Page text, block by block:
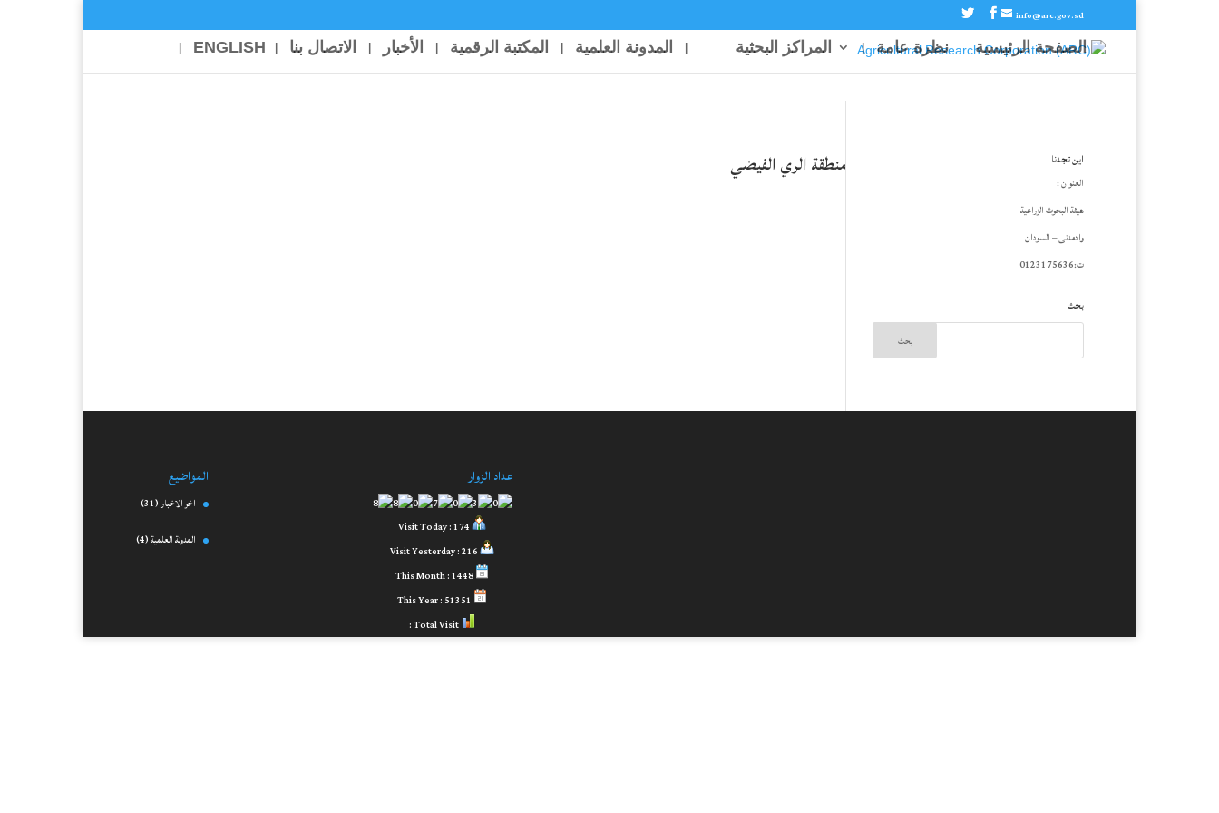
info@arc.gov.sd
الصفحة الرئيسية نظرة عامة المراكز البحثية المدونة العلمية المكتبة الرقمية الأخبار الاتصال بنا ENGLISH
منطقة الري الفيضي اين تجدنا
العنوان :
هيئة البحوث الزراعية
وادمدنى – السودان
ت:0123175636
بحث
المواضيع
اخر الاخبار(31)
المدونة العلمية(4)
عداد الزوار
Visit Today : 174
Visit Yesterday : 216
This Month : 1448